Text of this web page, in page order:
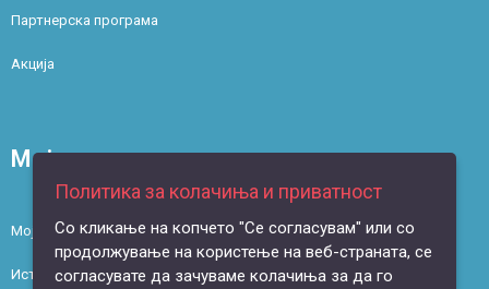
Партнерска програма
Акција
Моја сметка
Моја сметка
Историја на нарачки
Политика за колачиња и приватност
Со кликање на копчето "Се согласувам" или со
продолжување на користење на веб-страната, се
согласувате да зачуваме колачиња за да го